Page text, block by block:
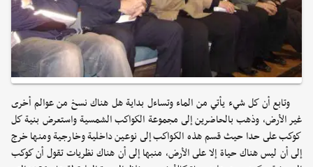
وتابع أن كل شيء يأتي من الماء وتساءل بداية هل هناك نسخ من عوالم أخرى
غير الأرض، وذهب بالحاضرين إلى مجموعة الكواكب الشمسية واستعرض بنية كل
كوكب على حدا حيث قسم هذه الكواكب إلى نوعين داخلية وخارجية ومنها خرج
إلى أن ليس هناك حياة إلا على الأرض، منبها إلى أن هناك نظريات تقول أن كوكب